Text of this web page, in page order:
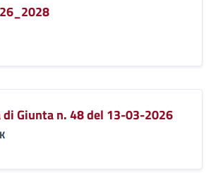
di Giunta n. 48 del 13-03-2026